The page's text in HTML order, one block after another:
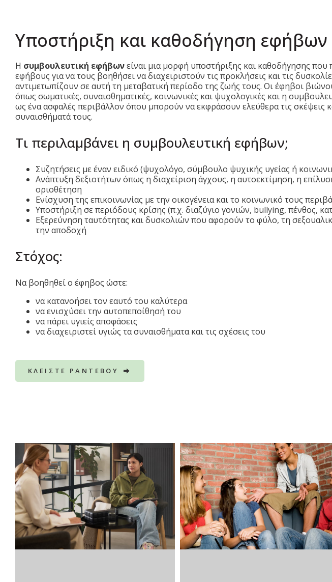
Υποστήριξη και καθοδήγηση εφήβων
Η συμβουλευτική εφήβωνείναι μια μορφή υποστήριξης και καθοδήγησης που
εφήβους για να τους βοηθήσει να διαχειριστούν τις προκλήσεις και τις
αντιμετωπίζουν σε αυτή τη μεταβατική περίοδο της ζωής τους. Οι έφηβοι
όπως σωματικές, συναισθηματικές, κοινωνικές και ψυχολογικές και η
ως ένα ασφαλές περιβάλλον όπου μπορούν να εκφράσουν ελεύθερα τις σκέψεις
συναισθήματά τους.
Τι περιλαμβάνει η συμβουλευτική εφήβων;
Συζητήσεις με έναν ειδικό (ψυχολόγο, σύμβουλο ψυχικής υγείας ή
Ανάπτυξη δεξιοτήτων όπως η διαχείριση άγχους, η αυτοεκτίμηση, η
οριοθέτηση
Ενίσχυση της επικοινωνίας με την οικογένεια και το κοινωνικό τους
Υποστήριξη σε περιόδους κρίσης (π.χ. διαζύγιο γονιών, bullying, πένθος,
Εξερεύνηση ταυτότητας και δυσκολιών που αφορούν το φύλο, τη
την αποδοχή
Στόχος:
Να βοηθηθεί ο έφηβος ώστε:
να κατανοήσει τον εαυτό του καλύτερα
να ενισχύσει την αυτοπεποίθησή του
να πάρει υγιείς αποφάσεις
να διαχειριστεί υγιώς τα συναισθήματα και τις σχέσεις του
ΚΛΕΙΣΤΕ ΡΑΝΤΕΒΟΥ